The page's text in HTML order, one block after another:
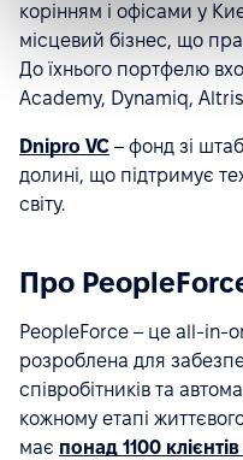
корінням і офісами у
місцевий бізнес, що
До їхнього портфелю
Academy, Dynamiq,
Dnipro VC – фонд зі
долині, що підтримує
світу.
Про
PeopleForce – це all-in-
розроблена для
співробітників та
кожному етапі
має понад 1100